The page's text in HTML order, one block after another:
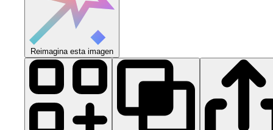
Reimagina esta imagen